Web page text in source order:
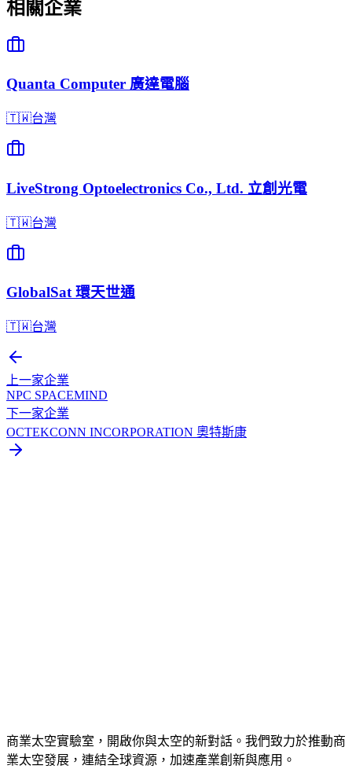
相關企業
Quanta Computer 廣達電腦
🇹🇼台灣
LiveStrong Optoelectronics Co., Ltd. 立創光電
🇹🇼台灣
GlobalSat 環天世通
🇹🇼台灣
上一家企業
NPC SPACEMIND
下一家企業
OCTEKCONN INCORPORATION 奧特斯康
商業太空實驗室，開啟你與太空的新對話。我們致力於推動商
業太空發展，連結全球資源，加速產業創新與應用。